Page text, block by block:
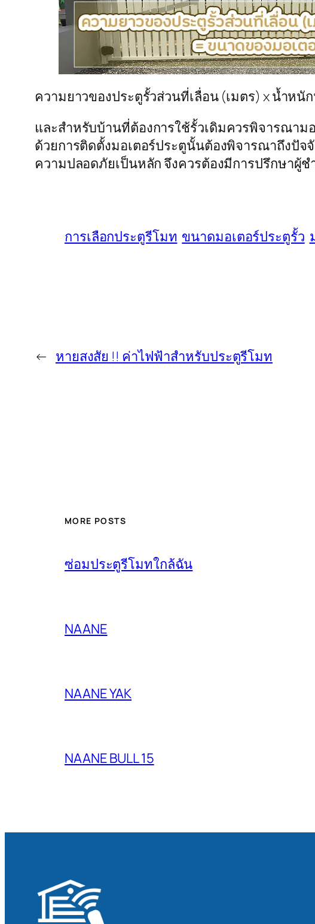
ความยาวของประตูรั้วส่วนที่เลื่อน (เมตร) x น้ำห
และสำหรับบ้านที่ต้องการใช้รั้วเดิมควรพิจารณา
ด้วยการติดตั้งมอเตอร์ประตูนั้นต้องพิจารณาถึงปัจ
ความปลอดภัยเป็นหลัก จึงควรต้องมีการปรึกษาผู้
การเลือกประตูรีโมท ขนาดมอเตอร์ประตูรั้ว
← หายสงสัย !! ค่าไฟฟ้าสำหรับประตูรีโมท
MORE POSTS
ซ่อมประตูรีโมทใกล้ฉัน
NAANE
NAANE YAK
NAANE BULL 15